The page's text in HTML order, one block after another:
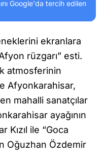
Google'da tercih edilen
ekranlara
rüzgarı” esti.
atmosferinin
Afyonkarahisar,
mahalli sanatçılar
ayağının
ile “Goca
Oğuzhan Özdemir